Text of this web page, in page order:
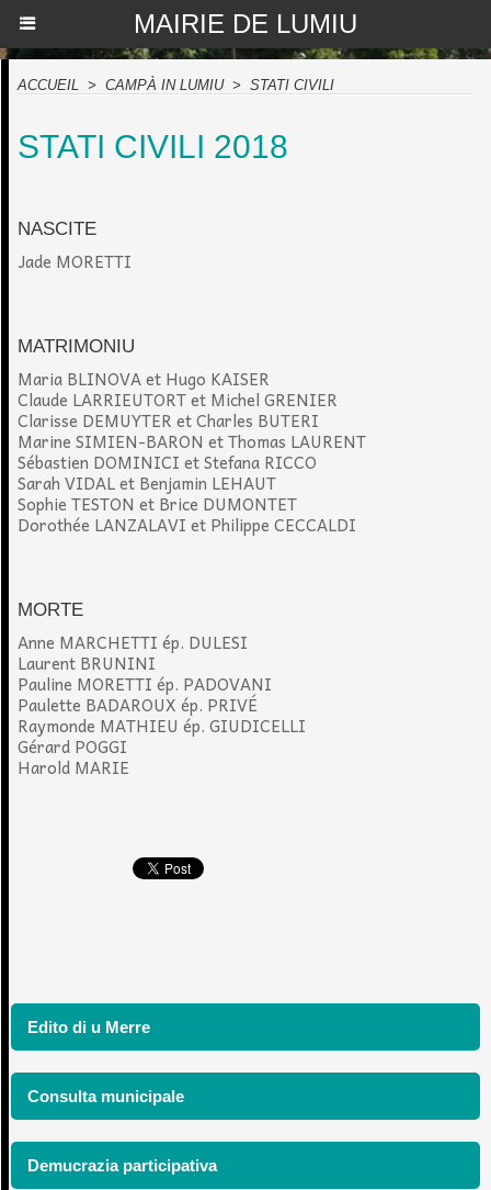
MAIRIE DE LUMIU
Edito di u Merre
Consulta municipale
Demucrazia participativa
ACCUEIL > CAMPÀ IN LUMIU > STATI CIVILI
STATI CIVILI 2018
NASCITE
Jade MORETTI
MATRIMONIU
Maria BLINOVA et Hugo KAISER
Claude LARRIEUTORT et Michel GRENIER
Clarisse DEMUYTER et Charles BUTERI
Marine SIMIEN-BARON et Thomas LAURENT
Sébastien DOMINICI et Stefana RICCO
Sarah VIDAL et Benjamin LEHAUT
Sophie TESTON et Brice DUMONTET
Dorothée LANZALAVI et Philippe CECCALDI
MORTE
Anne MARCHETTI ép. DULESI
Laurent BRUNINI
Pauline MORETTI ép. PADOVANI
Paulette BADAROUX ép. PRIVÉ
Raymonde MATHIEU ép. GIUDICELLI
Gérard POGGI
Harold MARIE